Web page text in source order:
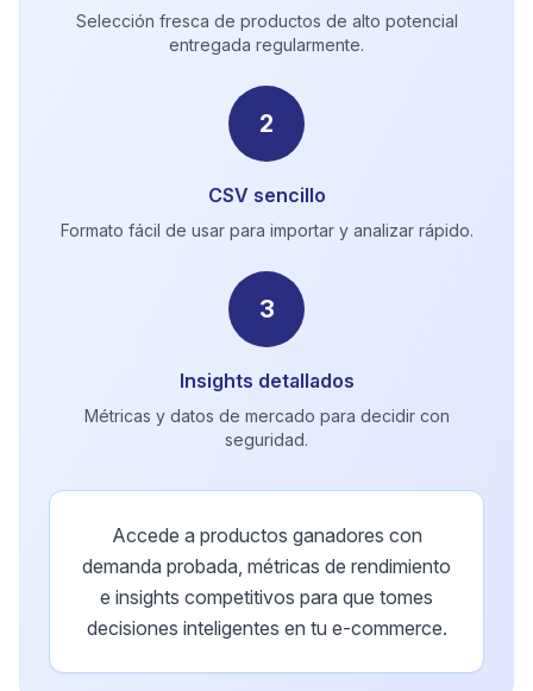
Selección fresca de productos de alto potencial
entregada regularmente.
2
CSV sencillo
Formato fácil de usar para importar y analizar rápido.
3
Insights detallados
Métricas y datos de mercado para decidir con
seguridad.
Accede a productos ganadores con
demanda probada, métricas de rendimiento
e insights competitivos para que tomes
decisiones inteligentes en tu e-commerce.